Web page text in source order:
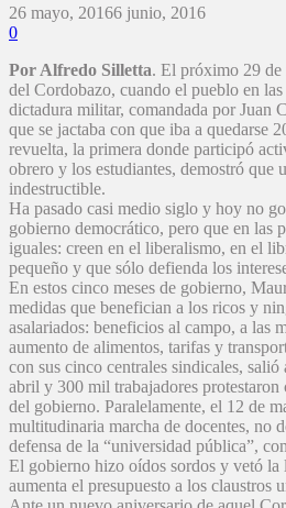
26 mayo, 20166 junio, 2016
0
Por Alfredo Silletta. El próximo 29 de
del Cordobazo, cuando el pueblo en
dictadura militar, comandada por Juan
que se jactaba con que iba a quedarse
revuelta, la primera donde participó
obrero y los estudiantes, demostró que
indestructible.
Ha pasado casi medio siglo y hoy no
gobierno democrático, pero que en las
iguales: creen en el liberalismo, en el
pequeño y que sólo defienda los
En estos cinco meses de gobierno,
medidas que benefician a los ricos y
asalariados: beneficios al campo, a las
aumento de alimentos, tarifas y
con sus cinco centrales sindicales,
abril y 300 mil trabajadores
del gobierno. Paralelamente, el 12 de
multitudinaria marcha de docentes, no
defensa de la “universidad pública”,
El gobierno hizo oídos sordos y vetó
aumenta el presupuesto a los claustros